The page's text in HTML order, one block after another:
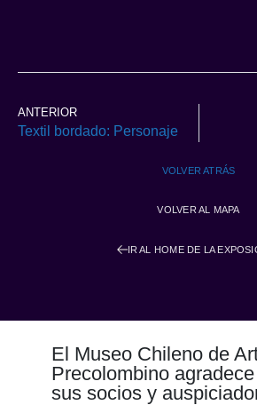
ANTERIOR
Textil bordado: Personaje
VOLVER ATRÁS
VOLVER AL MAPA
IR AL HOME DE LA
El Museo Chileno de
Precolombino
sus socios y